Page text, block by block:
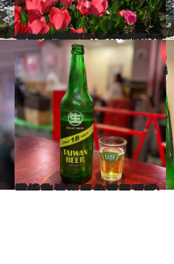
2024.4.6
【2024年版】 いつか行きたい！ 日本の春の絶景 ～九州・沖縄篇～（全80スポット）
旅＆お出かけ
2024.4.1
本場台湾料理とビールを堪能するなら台湾居酒屋・熱炒店へ おすすめの熱炒店や楽しみ方をご紹介
旅＆お出かけ